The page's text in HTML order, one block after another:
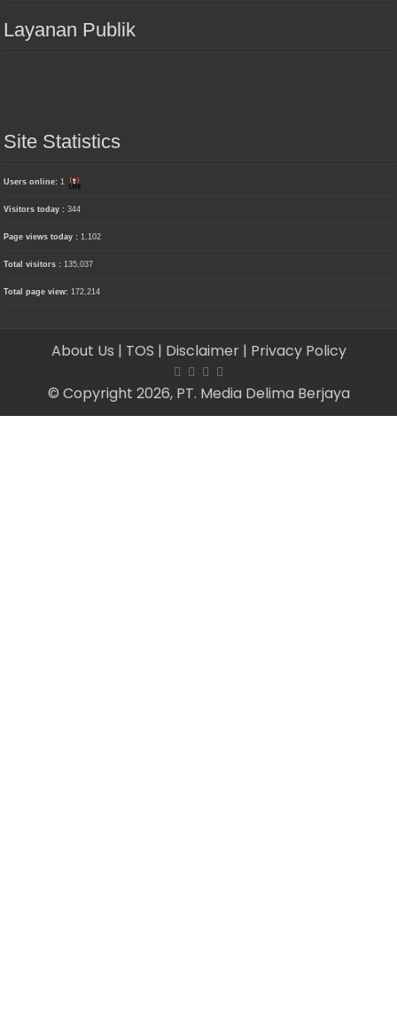
Layanan Publik
Site Statistics
Users online:1
Visitors today :344
Page views today :1,102
Total visitors :135,037
Total page view:172,214
About Us | TOS | Disclaimer | Privacy Policy
© Copyright 2026, PT. Media Delima Berjaya